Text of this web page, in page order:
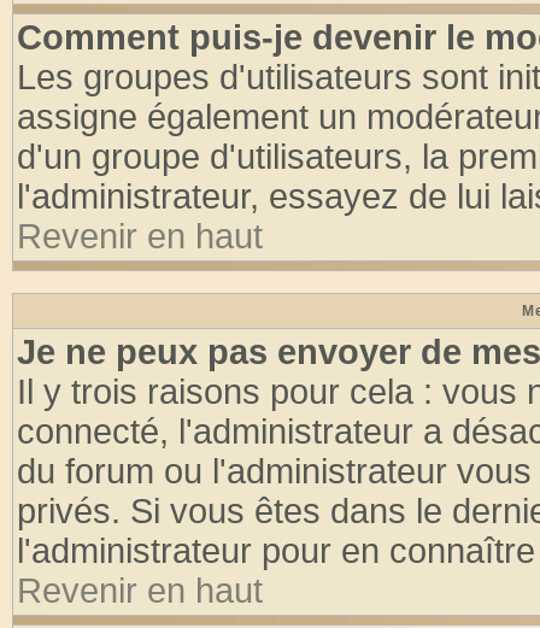
Comment puis-je devenir le
Les groupes d'utilisateurs sont
assigne également un
d'un groupe d'utilisateurs, la
l'administrateur, essayez de lui
Revenir en haut
Je ne peux pas envoyer de
Il y trois raisons pour cela : vous
connecté, l'administrateur a
du forum ou l'administrateur
privés. Si vous êtes dans le
l'administrateur pour en
Revenir en haut